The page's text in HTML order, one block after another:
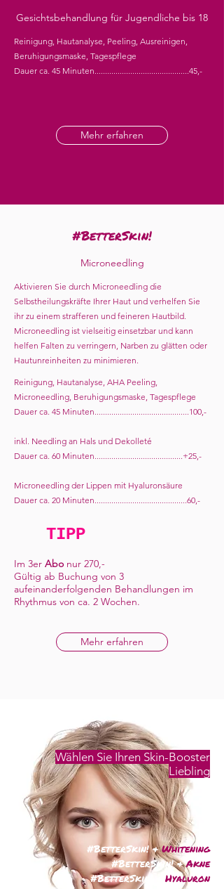
Gesichtsbehandlung für Jugendliche bis 18
Reinigung, Hautanalyse, Peeling, Ausreinigen,
Beruhigungsmaske, Tagespflege
Dauer ca. 45 Minuten.............................................45,-
Mehr erfahren
#BetterSkin!
Microneedling
Aktivieren Sie durch Microneedling die
Selbstheilungskräfte Ihrer Haut und verhelfen Sie
ihr zu einem strafferen und feineren Hautbild.
Microneedling ist vielseitig einsetzbar und kann
helfen Falten zu verringern, Narben zu glätten oder
Hautunreinheiten zu minimieren.
Reinigung, Hautanalyse, AHA Peeling,
Microneedling, Beruhigungsmaske, Tagespflege
Dauer ca. 45 Minuten.............................................100,-
inkl. Needling an Hals und Dekolleté
Dauer ca. 60 Minuten..........................................+25,-
Microneedling der Lippen mit Hyaluronsäure
Dauer ca. 20 Minuten............................................60,-
TIPP
Im 3er Abo nur 270,-
Gültig ab Buchung von 3
aufeinanderfolgenden Behandlungen im
Rhythmus von ca. 2 Wochen.
Mehr erfahren
Wählen Sie Ihren Skin-Booster
Liebling
#BetterSkin! &Whitening
#BetterSkin! &Akne
#BetterSkin! & Hyaluron